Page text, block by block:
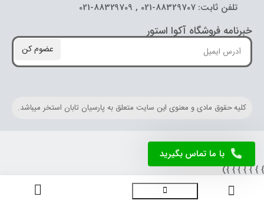
تلفن ثابت: 88329707-021 , 88329709-021
خبرنامه فروشگاه آکوا استور
عضوم کن
کلیه حقوق مادی و معنوی این سایت متعلق به پارسیان تابان استخر میباشد.
} } } } } } })
با ما تماس بگیرید